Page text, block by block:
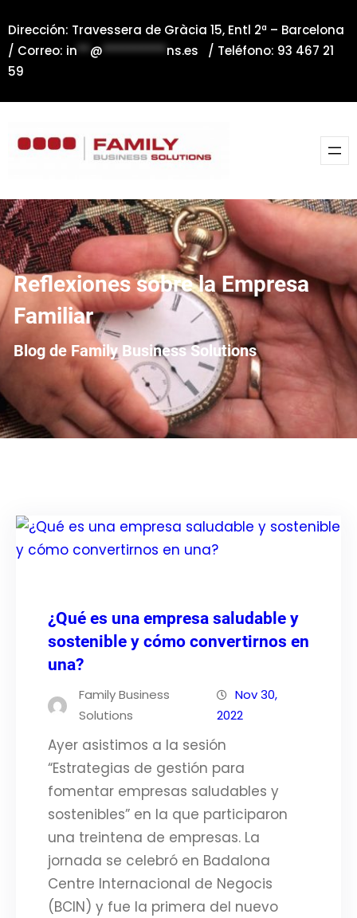
al
contenido
Dirección: Travessera de Gràcia 15, Entl 2ª – Barcelona
/ Correo: in**@**********ns.es / Teléfono: 93 467 21
59
Reflexiones sobre la Empresa
Familiar
Blog de Family Business Solutions
¿Qué es una empresa saludable y
sostenible y cómo convertirnos en
una?
Family Business
Solutions
Nov 30,
2022
Ayer asistimos a la sesión
“Estrategias de gestión para
fomentar empresas saludables y
sostenibles” en la que participaron
una treintena de empresas. La
jornada se celebró en Badalona
Centre Internacional de Negocis
(BCIN) y fue la primera del nuevo